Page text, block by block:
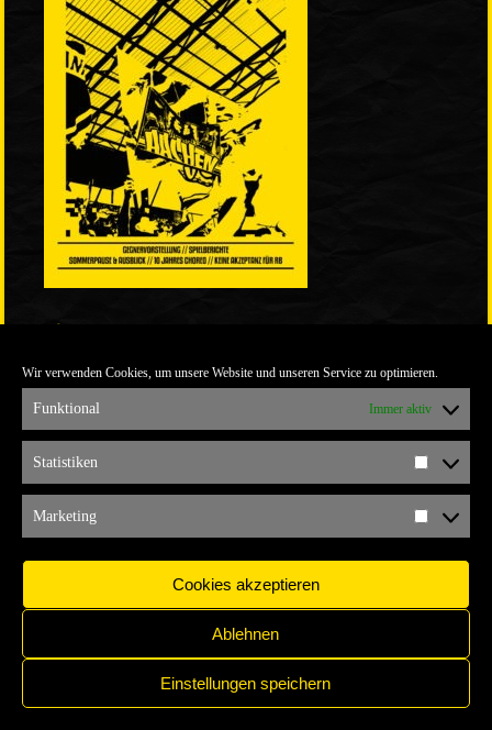
Wir verwenden Cookies, um unsere Website und unseren Service zu optimieren.
Funktional Immer aktiv
Statistiken
Marketing
Cookies akzeptieren
Ablehnen
Einstellungen speichern
ULTRABLOG DER YELLOW CONNECTION
ALEMANNIA VERKAUFT MAN NICHT
ARCHIV
ARCHIV
IMPRESSUM
COPYRIGHT © 2017 YELLOW CONNECTION